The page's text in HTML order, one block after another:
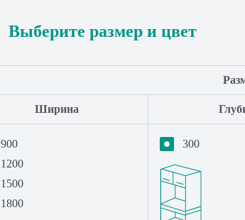
Выберите размер и цвет
Ширина
900
1200
1500
1800
300